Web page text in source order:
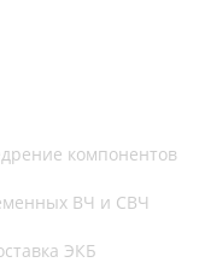
компонентов
ВЧ и СВЧ
ЭКБ